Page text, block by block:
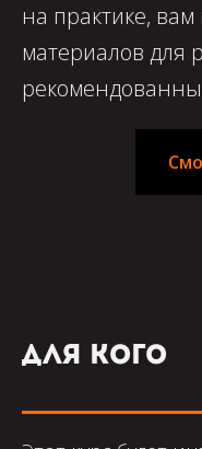
на практике,
материалов для
Для кого
у которого за
внушительный